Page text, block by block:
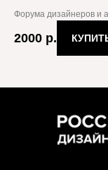
Форума дизайнеров и
2000 р.